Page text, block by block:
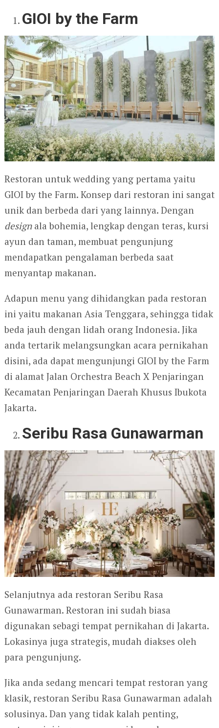
GIOI by the Farm
Restoran untuk wedding yang pertama yaitu
GIOI by the Farm. Konsep dari restoran ini sangat
unik dan berbeda dari yang lainnya. Dengan
designala bohemia, lengkap dengan teras, kursi
ayun dan taman, membuat pengunjung
mendapatkan pengalaman berbeda saat
menyantap makanan.
Adapun menu yang dihidangkan pada restoran
ini yaitu makanan Asia Tenggara, sehingga tidak
beda jauh dengan lidah orang Indonesia. Jika
anda tertarik melangsungkan acara pernikahan
disini, ada dapat mengunjungi GIOI by the Farm
di alamat Jalan Orchestra Beach X Penjaringan
Kecamatan Penjaringan Daerah Khusus Ibukota
Jakarta.
Seribu Rasa Gunawarman
Selanjutnya ada restoran Seribu Rasa
Gunawarman. Restoran ini sudah biasa
digunakan sebagi tempat pernikahan di Jakarta.
Lokasinya juga strategis, mudah diakses oleh
para pengunjung.
Jika anda sedang mencari tempat restoran yang
klasik, restoran Seribu Rasa Gunawarman adalah
solusinya. Dan yang tidak kalah penting,